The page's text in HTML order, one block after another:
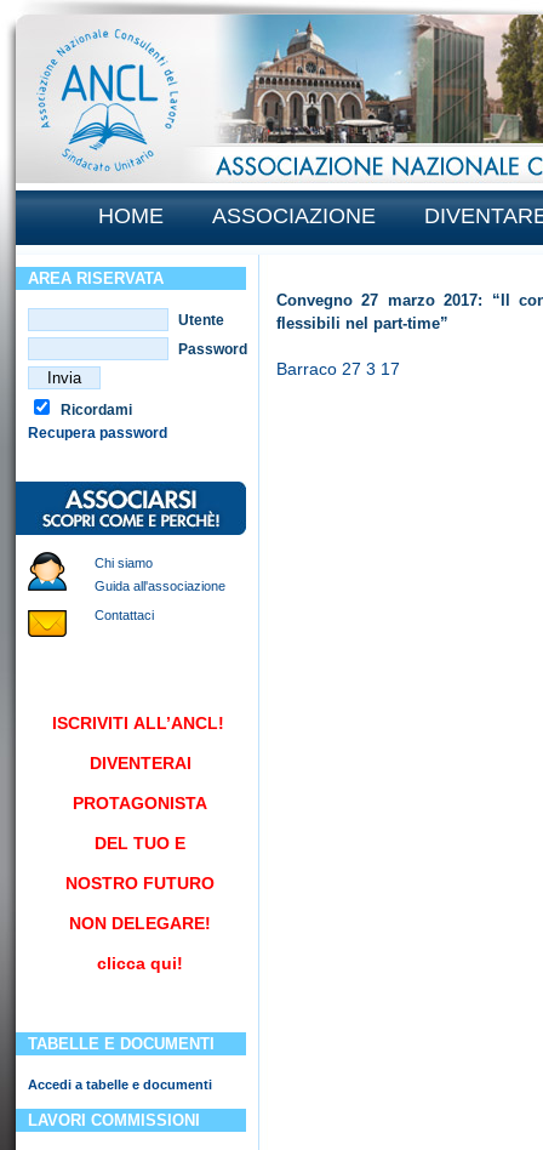
HOME ASSOCIAZIONE
AREA RISERVATA
Utente
Password
Ricordami
Recupera password
Chi siamo
Guida all'associazione
Contattaci
ISCRIVITI ALL’ANCL!
DIVENTERAI
PROTAGONISTA
DEL TUO E
NOSTRO FUTURO
NON DELEGARE!
clicca qui!
TABELLE E DOCUMENTI
Accedi a tabelle e documenti
LAVORI COMMISSIONI
Convegno 27 marzo 2017: “Il
flessibili nel part-time”
Barraco 27 3 17